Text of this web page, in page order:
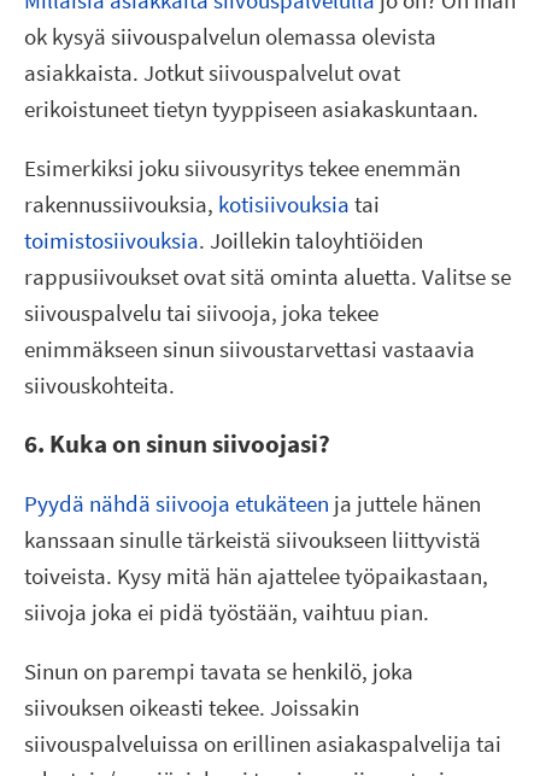
ok kysyä siivouspalvelun olemassa olevista
asiakkaista. Jotkut siivouspalvelut ovat
erikoistuneet tietyn tyyppiseen asiakaskuntaan.
Esimerkiksi joku siivousyritys tekee enemmän
rakennussiivouksia, kotisiivouksia tai
toimistosiivouksia. Joillekin taloyhtiöiden
rappusiivoukset ovat sitä ominta aluetta. Valitse se
siivouspalvelu tai siivooja, joka tekee
enimmäkseen sinun siivoustarvettasi vastaavia
siivouskohteita.
6. Kuka on sinun siivoojasi?
Pyydä nähdä siivooja etukäteen ja juttele hänen
kanssaan sinulle tärkeistä siivoukseen liittyvistä
toiveista. Kysy mitä hän ajattelee työpaikastaan,
siivoja joka ei pidä työstään, vaihtuu pian.
Sinun on parempi tavata se henkilö, joka
siivouksen oikeasti tekee. Joissakin
siivouspalveluissa on erillinen asiakaspalvelija tai